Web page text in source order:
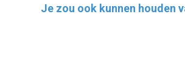
Je zou ook kunnen houden